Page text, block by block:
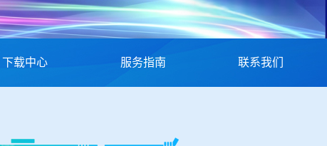
下载中心 服务指南 联系我们